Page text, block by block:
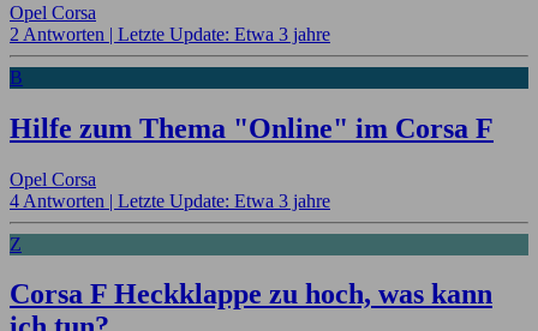
Opel Corsa
2 Antworten | Letzte Update: Etwa 3 jahre
B
Hilfe zum Thema "Online" im Corsa F
Opel Corsa
4 Antworten | Letzte Update: Etwa 3 jahre
Z
Corsa F Heckklappe zu hoch, was kann